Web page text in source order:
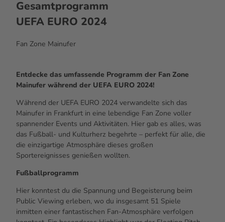
Gesamtprogramm
UEFA EURO 2024
Fan Zone Mainufer
Entdecke das umfassende Programm der Fan Zone
Mainufer während der UEFA EURO 2024!
Während der UEFA EURO 2024 verwandelte sich das
Mainufer in Frankfurt in eine lebendige Fan Zone voller
spannender Events und Aktivitäten. Hier gab es alles, was
das Fußball- und Kulturherz begehrte – perfekt für alle, die
die einzigartige Atmosphäre dieses großen
Sportereignisses genießen wollten.
Fußballprogramm
Hier konntest du die Spannung und Begeisterung beim
Public Viewing erleben, wo du insgesamt 51 Spiele
inmitten einer fantastischen Fan-Atmosphäre verfolgen